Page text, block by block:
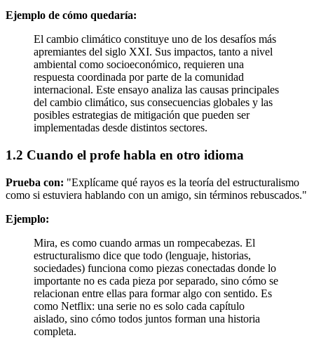
Ejemplo de cómo quedaría:
El cambio climático constituye uno de los desafíos más
apremiantes del siglo XXI. Sus impactos, tanto a nivel
ambiental como socioeconómico, requieren una
respuesta coordinada por parte de la comunidad
internacional. Este ensayo analiza las causas principales
del cambio climático, sus consecuencias globales y las
posibles estrategias de mitigación que pueden ser
implementadas desde distintos sectores.
1.2 Cuando el profe habla en otro idioma
Prueba con: "Explícame qué rayos es la teoría del estructuralismo
como si estuviera hablando con un amigo, sin términos rebuscados."
Ejemplo:
Mira, es como cuando armas un rompecabezas. El
estructuralismo dice que todo (lenguaje, historias,
sociedades) funciona como piezas conectadas donde lo
importante no es cada pieza por separado, sino cómo se
relacionan entre ellas para formar algo con sentido. Es
como Netflix: una serie no es solo cada capítulo
aislado, sino cómo todos juntos forman una historia
completa.